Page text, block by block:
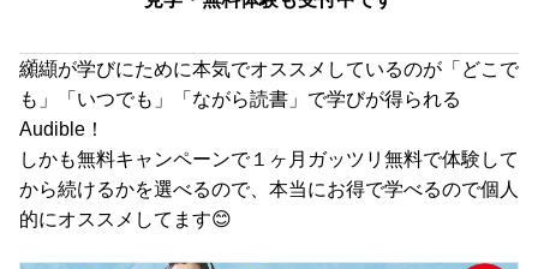
纐纈が学びにために本気でオススメしているのが「どこで
も」「いつでも」「ながら読書」で学びが得られる
Audible！
しかも無料キャンペーンで１ヶ月ガッツリ無料で体験して
から続けるかを選べるので、本当にお得で学べるので個人
的にオススメしてます😊